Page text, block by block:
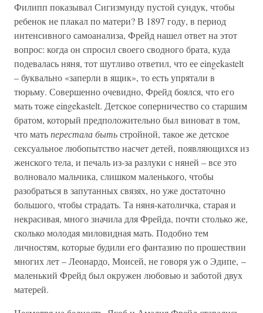
Филипп показывал Сигизмунду пустой сундук, чтобы
ребенок не плакал по матери? В 1897 году, в период
интенсивного самоанализа, Фрейд нашел ответ на этот
вопрос: когда он спросил своего сводного брата, куда
подевалась няня, тот шутливо ответил, что ее eingekastelt
– буквально «заперли в ящик», то есть упрятали в
тюрьму. Совершенно очевидно, Фрейд боялся, что его
мать тоже eingekastelt. Детское соперничество со старшим
братом, который предположительно был виноват в том,
что матьперестала бытьстройной, такое же детское
сексуальное любопытство насчет детей, появляющихся из
женского тела, и печаль из-за разлуки с няней – все это
волновало мальчика, слишком маленького, чтобы
разобраться в запутанных связях, но уже достаточно
большого, чтобы страдать. Та няня-католичка, старая и
некрасивая, много значила для Фрейда, почти столько же,
сколько молодая миловидная мать. Подобно тем
личностям, которые будили его фантазию по прошествии
многих лет – Леонардо, Моисей, не говоря уж о Эдипе, –
маленький Фрейд был окружен любовью и заботой двух
матерей.